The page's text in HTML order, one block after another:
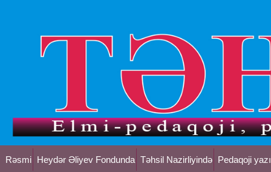
Rəsmi Heydər Əliyev Fondunda Təhsil Nazirliyində Pedaqoji